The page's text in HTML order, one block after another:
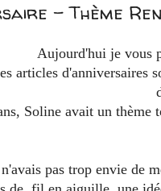
- Thème
Aujourd'hui je vous
articles d'anniversaires
Soline avait un thème
pas trop envie de